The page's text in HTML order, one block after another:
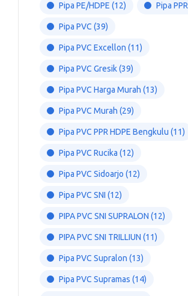
Pipa PE/HDPE (12) Pipa PPR
Pipa PVC (39)
Pipa PVC Excellon (11)
Pipa PVC Gresik(39)
Pipa PVC Harga Murah (13)
Pipa PVC Murah (29)
Pipa PVC PPR HDPE Bengkulu (11)
Pipa PVC Rucika (12)
Pipa PVC Sidoarjo (12)
Pipa PVC SNI (12)
PIPA PVC SNI SUPRALON (12)
PIPA PVC SNI TRILLIUN (11)
Pipa PVC Supralon (13)
Pipa PVC Supramas (14)